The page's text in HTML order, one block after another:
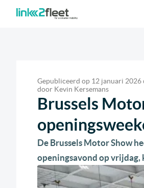
Gepubliceerd op 12 januari 2026
door Kevin Kersemans
Brussels
De Brussels Motor Show
openingsavond op vrijdag,